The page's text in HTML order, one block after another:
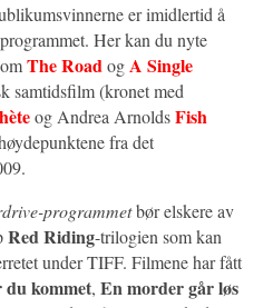
er imidlertid å
Her kan du nyte
The RoadogA Single
samtidsfilm (kronet med
og Andrea ArnoldsFish
fra det
programmetbør elskere av
Red Riding-trilogien som kan
under TIFF. Filmene har fått
kommet, En morder går løs